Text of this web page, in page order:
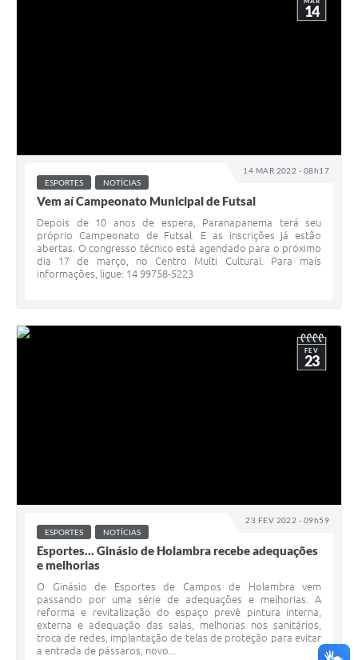
14 MAR 2022 - 08h17
14
ESPORTES NOTÍCIAS
Vem aí Campeonato Municipal de Futsal
Depois de 10 anos de espera, Paranapanema terá seu
próprio Campeonato de Futsal. E as inscrições já estão
abertas. O congresso técnico está agendado para o próximo
dia 17 de março, no Centro Multi Cultural. Para mais
informações, ligue: 14 99758-5223
23 FEV 2022 - 09h59
FEV
23
ESPORTES NOTÍCIAS
Esportes... Ginásio de Holambra recebe adequações
e melhorias
O Ginásio de Esportes de Campos de Holambra vem
passando por uma série de adequações e melhorias. A
reforma e revitalização do espaço prevê pintura interna,
externa e adequação das salas, melhorias nos sanitários,
troca de redes, implantação de telas de proteção para evitar
a entrada de pássaros, novo...